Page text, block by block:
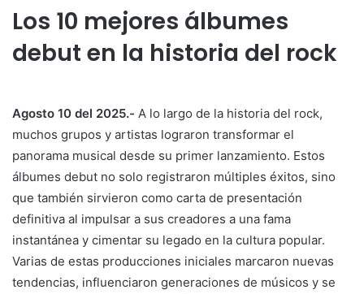
Los 10 mejores álbumes
debut en la historia del rock
Agosto 10 del 2025.- A lo largo de la historia del rock,
muchos grupos y artistas lograron transformar el
panorama musical desde su primer lanzamiento. Estos
álbumes debut no solo registraron múltiples éxitos, sino
que también sirvieron como carta de presentación
definitiva al impulsar a sus creadores a una fama
instantánea y cimentar su legado en la cultura popular.
Varias de estas producciones iniciales marcaron nuevas
tendencias, influenciaron generaciones de músicos y se